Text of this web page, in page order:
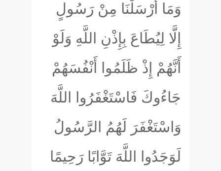
وَمَا أَرْسَلْنَا مِنْ رَسُولٍ
إِلَّا لِيُطَاعَ بِإِذْنِ اللَّهِ وَلَوْ
أَنَّهُمْ إِذْ ظَلَمُوا أَنْفُسَهُمْ
جَاءُوكَ فَاسْتَغْفَرُوا اللَّهَ
وَاسْتَغْفَرَ لَهُمُ الرَّسُولُ
لَوَجَدُوا اللَّهَ تَوَّابًا رَحِيمًا